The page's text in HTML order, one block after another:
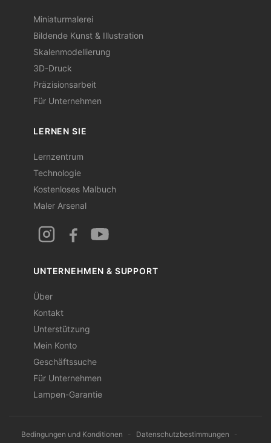
Miniaturmalerei
Bildende Kunst & Illustration
Skalenmodellierung
3D-Druck
Präzisionsarbeit
Für Unternehmen
LERNEN SIE
Lernzentrum
Technologie
Kostenloses Malbuch
Maler Arsenal
UNTERNEHMEN & SUPPORT
Über
Kontakt
Unterstützung
Mein Konto
Geschäftssuche
Für Unternehmen
Lampen-Garantie
Bedingungen und Konditionen - Datenschutzbestimmungen
-